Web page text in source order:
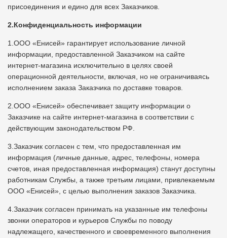
присоединения и едино для всех Заказчиков.
2.Конфиденциальность информации
1.ООО «Енисей» гарантирует использование личной
информации, предоставленной Заказчиком на сайте
интернет-магазина исключительно в целях своей
операционной деятельности, включая, но не ограничиваясь
исполнением заказа Заказчика по доставке товаров.
2.ООО «Енисей» обеспечивает защиту информации о
Заказчике на сайте интернет-магазина в соответствии с
действующим законодательством РФ.
3.Заказчик согласен с тем, что предоставленная им
информация (личные данные, адрес, телефоны, номера
счетов, иная предоставленная информация) станут доступны
работникам Службы, а также третьим лицами, привлекаемым
ООО «Енисей», с целью выполнения заказов Заказчика.
4.Заказчик согласен принимать на указанные им телефоны
звонки операторов и курьеров Службы по поводу
надлежащего, качественного и своевременного выполнения